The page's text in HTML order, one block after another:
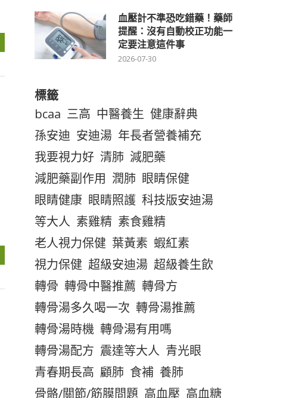
血壓計不準恐吃錯藥！藥師
提醒：沒有自動校正功能一
定要注意這件事
2026-07-30
標籤
bcaa 三高 中醫養生 健康辭典
孫安迪 安迪湯 年長者營養補充
我要視力好 清肺 減肥藥
減肥藥副作用 潤肺 眼睛保健
眼睛健康 眼睛照護 科技版安迪湯
等大人 素雞精 素食雞精
老人視力保健 葉黃素 蝦紅素
視力保健 超級安迪湯 超級養生飲
轉骨 轉骨中醫推薦 轉骨方
轉骨湯多久喝一次 轉骨湯推薦
轉骨湯時機 轉骨湯有用嗎
轉骨湯配方 震達等大人 青光眼
青春期長高 顧肺 食補 養肺
骨骼/關節/筋膜問題 高血壓 高血糖